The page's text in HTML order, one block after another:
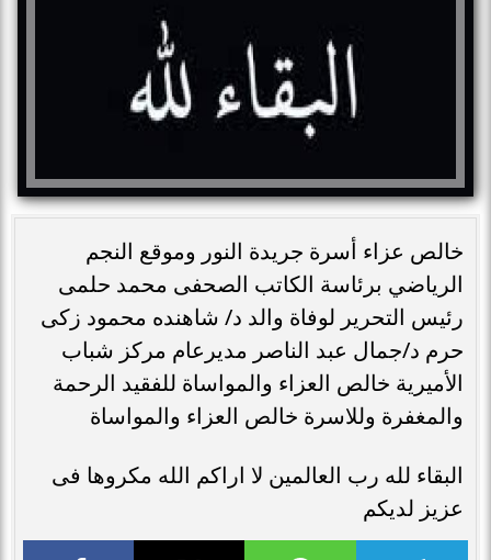
خالص عزاء أسرة جريدة النور وموقع النجم
الرياضي برئاسة الكاتب الصحفى محمد حلمى
رئيس التحرير لوفاة والد د/ شاهنده محمود زكى
حرم د/جمال عبد الناصر مديرعام مركز شباب
الأميرية خالص العزاء والمواساة للفقيد الرحمة
والمغفرة وللاسرة خالص العزاء والمواساة
البقاء لله رب العالمين لا اراكم الله مكروها فى
عزيز لديكم